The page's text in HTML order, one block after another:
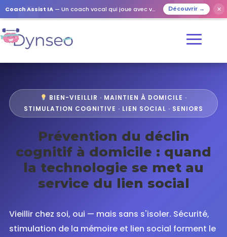
Coach Assist IA — Un coach vocal qui joue avec vos proches Découvrir → ✕
BIEN-VIEILLIR · MAINTIEN À DOMICILE ·
STIMULATION COGNITIVE · LIEN SOCIAL · SENIORS
Prévention du déclin
cognitif à domicile : quand
la technologie se met au
service du lien social
Vieillir chez soi, oui — mais sans s'isoler. Sécurité,
stimulation de la mémoire et lien social forment le